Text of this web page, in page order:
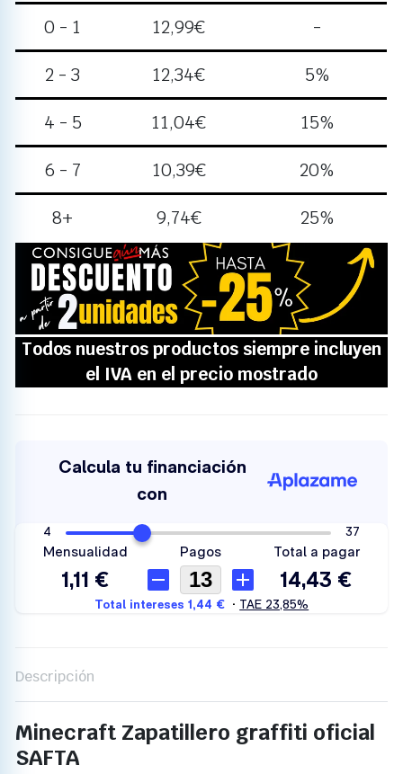
0 - 1 12,99€ -
2 - 3 12,34€ 5%
4 - 5 11,04€ 15%
6 - 7 10,39€ 20%
8+ 9,74€ 25%
Descripción
Minecraft Zapatillero graffiti oficial
SAFTA